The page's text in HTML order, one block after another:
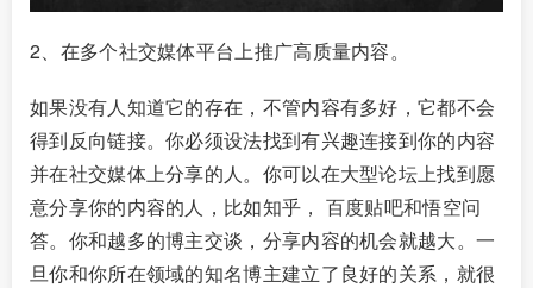
2、在多个社交媒体平台上推广高质量内容。
如果没有人知道它的存在，不管内容有多好，它都不会
得到反向链接。你必须设法找到有兴趣连接到你的内容
并在社交媒体上分享的人。你可以在大型论坛上找到愿
意分享你的内容的人，比如知乎， 百度贴吧和悟空问
答。你和越多的博主交谈，分享内容的机会就越大。一
旦你和你所在领域的知名博主建立了良好的关系，就很